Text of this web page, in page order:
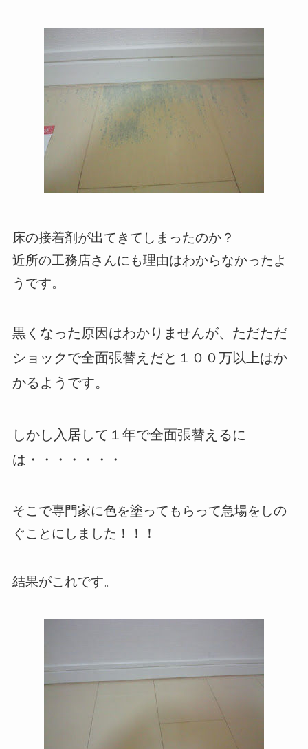
床の接着剤が出てきてしまったのか？
近所の工務店さんにも理由はわからなかったよ
うです。
黒くなった原因はわかりませんが、ただただ
ショックで全面張替えだと１００万以上はか
かるようです。
しかし入居して１年で全面張替えるに
は・・・・・・・
そこで専門家に色を塗ってもらって急場をしの
ぐことにしました！！！
結果がこれです。